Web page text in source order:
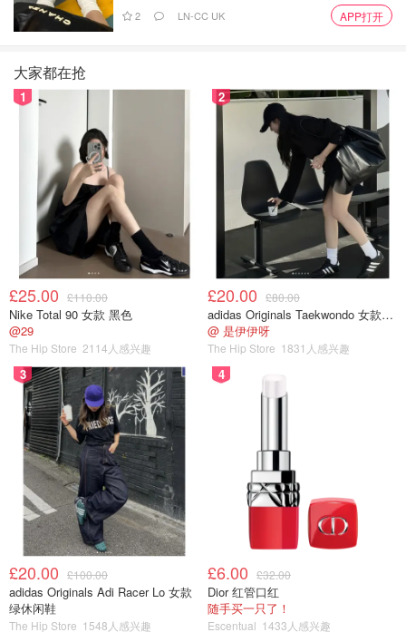
分子更大，刺激性继续降低，剥脱角质的效果继续减弱，
湿和抗衰老的能力大幅提高，对炎症皮肤具有保护和舒缓作
用。
第四代果酸
【代表成分】麦芽糖酸 | Maltobionic Acid
2 LN-CC UK APP打开
大家都在抢
1
£25.00 £110.00
Nike Total 90 女款 黑色
@29
The Hip Store 2114人感兴趣
2
£20.00 £80.00
adidas Originals Taekwondo 女款黑色运动鞋
@ 是伊伊呀
The Hip Store 1831人感兴趣
3
£20.00 £100.00
adidas Originals Adi Racer Lo 女款
绿休闲鞋
The Hip Store 1548人感兴趣
4
£6.00 £32.00
Dior 红管口红
随手买一只了！
Escentual 1433人感兴趣